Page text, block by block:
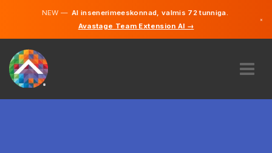
NEW —AI insenerimeeskonnad, valmis 72 tunniga.
Avastage Team Extension AI →
×